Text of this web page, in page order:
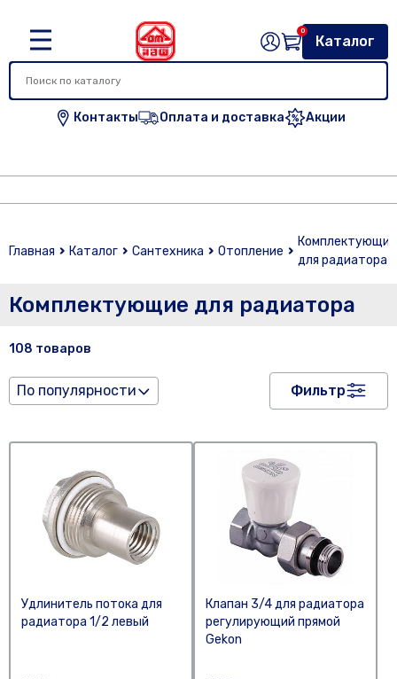
Контакты Оплата и доставка Акции
Каталог
0
Главная Каталог Сантехника Отопление
Комплектующие
для радиатора
Комплектующие для радиатора
108 товаров
По популярности Фильтр
Удлинитель потока для
радиатора 1/2 левый
Клапан 3/4 для радиатора
регулирующий прямой
Gekon